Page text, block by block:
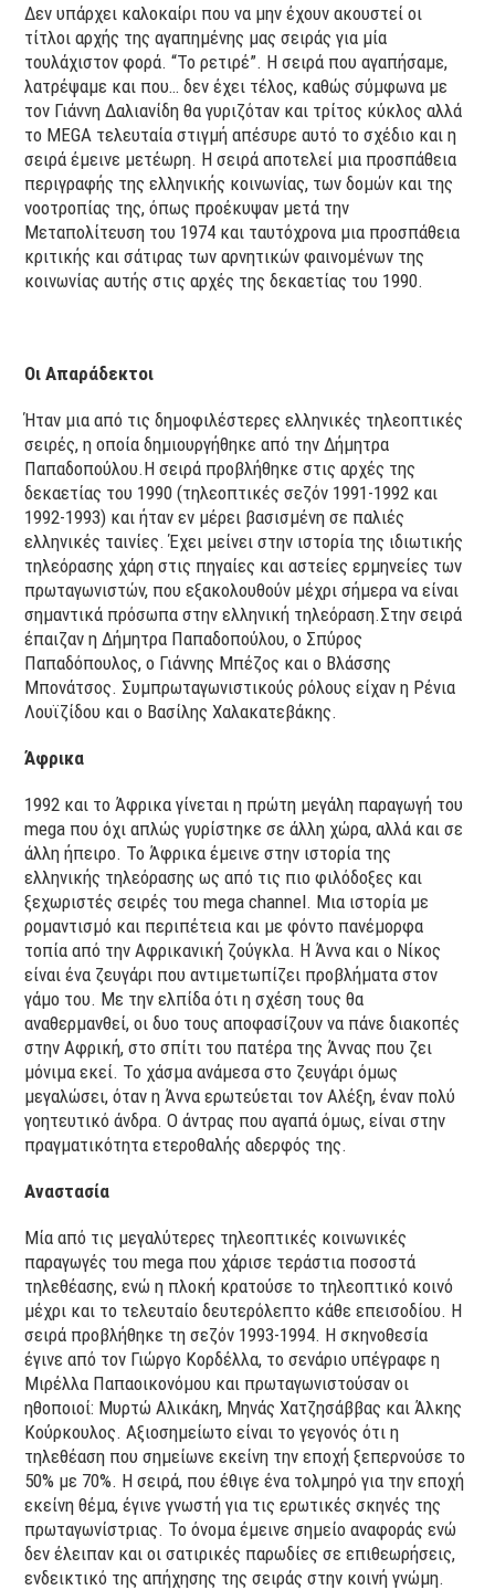
Δεν υπάρχει καλοκαίρι που να μην έχουν ακουστεί οι
τίτλοι αρχής της αγαπημένης μας σειράς για μία
τουλάχιστον φορά. “Το ρετιρέ”. Η σειρά που αγαπήσαμε,
λατρέψαμε και που… δεν έχει τέλος, καθώς σύμφωνα με
τον Γιάννη Δαλιανίδη θα γυριζόταν και τρίτος κύκλος αλλά
το MEGA τελευταία στιγμή απέσυρε αυτό το σχέδιο και η
σειρά έμεινε μετέωρη. Η σειρά αποτελεί μια προσπάθεια
περιγραφής της ελληνικής κοινωνίας, των δομών και της
νοοτροπίας της, όπως προέκυψαν μετά την
Μεταπολίτευση του 1974 και ταυτόχρονα μια προσπάθεια
κριτικής και σάτιρας των αρνητικών φαινομένων της
κοινωνίας αυτής στις αρχές της δεκαετίας του 1990.
Οι Απαράδεκτοι
Ήταν μια από τις δημοφιλέστερες ελληνικές τηλεοπτικές
σειρές, η οποία δημιουργήθηκε από την Δήμητρα
Παπαδοπούλου.Η σειρά προβλήθηκε στις αρχές της
δεκαετίας του 1990 (τηλεοπτικές σεζόν 1991-1992 και
1992-1993) και ήταν εν μέρει βασισμένη σε παλιές
ελληνικές ταινίες. Έχει μείνει στην ιστορία της ιδιωτικής
τηλεόρασης χάρη στις πηγαίες και αστείες ερμηνείες των
πρωταγωνιστών, που εξακολουθούν μέχρι σήμερα να είναι
σημαντικά πρόσωπα στην ελληνική τηλεόραση.Στην σειρά
έπαιζαν η Δήμητρα Παπαδοπούλου, ο Σπύρος
Παπαδόπουλος, ο Γιάννης Μπέζος και ο Βλάσσης
Μπονάτσος. Συμπρωταγωνιστικούς ρόλους είχαν η Ρένια
Λουϊζίδου και ο Βασίλης Χαλακατεβάκης.
Άφρικα
1992 και το Άφρικα γίνεται η πρώτη μεγάλη παραγωγή του
mega που όχι απλώς γυρίστηκε σε άλλη χώρα, αλλά και σε
άλλη ήπειρο. Το Άφρικα έμεινε στην ιστορία της
ελληνικής τηλεόρασης ως από τις πιο φιλόδοξες και
ξεχωριστές σειρές του mega channel. Μια ιστορία με
ρομαντισμό και περιπέτεια και με φόντο πανέμορφα
τοπία από την Αφρικανική ζούγκλα. Η Άννα και ο Νίκος
είναι ένα ζευγάρι που αντιμετωπίζει προβλήματα στον
γάμο του. Με την ελπίδα ότι η σχέση τους θα
αναθερμανθεί, οι δυο τους αποφασίζουν να πάνε διακοπές
στην Αφρική, στο σπίτι του πατέρα της Άννας που ζει
μόνιμα εκεί. Το χάσμα ανάμεσα στο ζευγάρι όμως
μεγαλώσει, όταν η Άννα ερωτεύεται τον Αλέξη, έναν πολύ
γοητευτικό άνδρα. Ο άντρας που αγαπά όμως, είναι στην
πραγματικότητα ετεροθαλής αδερφός της.
Αναστασία
Μία από τις μεγαλύτερες τηλεοπτικές κοινωνικές
παραγωγές του mega που χάρισε τεράστια ποσοστά
τηλεθέασης, ενώ η πλοκή κρατούσε το τηλεοπτικό κοινό
μέχρι και το τελευταίο δευτερόλεπτο κάθε επεισοδίου. Η
σειρά προβλήθηκε τη σεζόν 1993-1994. Η σκηνοθεσία
έγινε από τον Γιώργο Κορδέλλα, το σενάριο υπέγραφε η
Μιρέλλα Παπαοικονόμου και πρωταγωνιστούσαν οι
ηθοποιοί: Μυρτώ Αλικάκη, Μηνάς Χατζησάββας και Άλκης
Κούρκουλος. Αξιοσημείωτο είναι το γεγονός ότι η
τηλεθέαση που σημείωνε εκείνη την εποχή ξεπερνούσε το
50% με 70%. Η σειρά, που έθιγε ένα τολμηρό για την εποχή
εκείνη θέμα, έγινε γνωστή για τις ερωτικές σκηνές της
πρωταγωνίστριας. Το όνομα έμεινε σημείο αναφοράς ενώ
δεν έλειπαν και οι σατιρικές παρωδίες σε επιθεωρήσεις,
ενδεικτικό της απήχησης της σειράς στην κοινή γνώμη.